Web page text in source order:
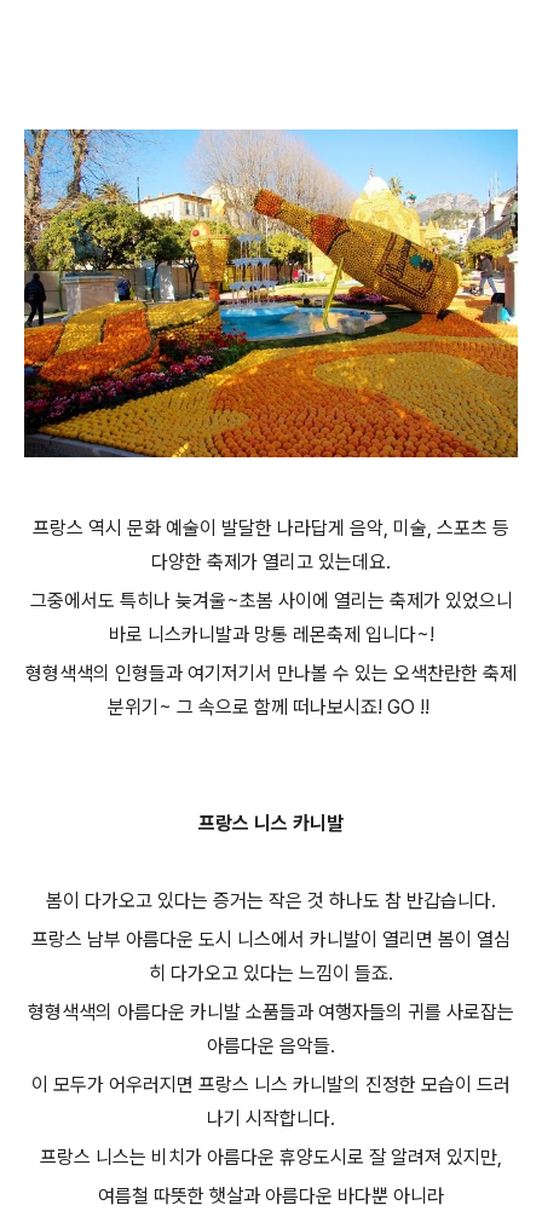
프랑스 역시 문화 예술이 발달한 나라답게 음악, 미술, 스포츠 등
다양한 축제가 열리고 있는데요.
그중에서도 특히나 늦겨울~초봄 사이에 열리는 축제가 있었으니
바로 니스카니발과 망통 레몬축제 입니다~!
형형색색의 인형들과 여기저기서 만나볼 수 있는 오색찬란한 축제
분위기~ 그 속으로 함께 떠나보시죠! GO !!
프랑스 니스 카니발
봄이 다가오고 있다는 증거는 작은 것 하나도 참 반갑습니다.
프랑스 남부 아름다운 도시 니스에서 카니발이 열리면 봄이 열심
히 다가오고 있다는 느낌이 들죠.
형형색색의 아름다운 카니발 소품들과 여행자들의 귀를 사로잡는
아름다운 음악들.
이 모두가 어우러지면 프랑스 니스 카니발의 진정한 모습이 드러
나기 시작합니다.
프랑스 니스는 비치가 아름다운 휴양도시로 잘 알려져 있지만,
여름철 따뜻한 햇살과 아름다운 바다뿐 아니라